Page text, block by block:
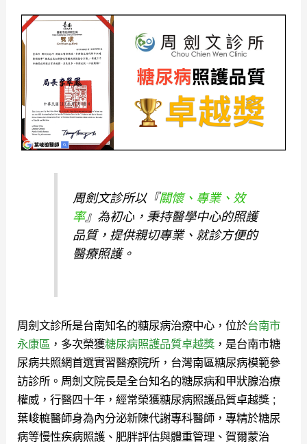
周劍文診所以『關懷、專業、效
率』為初心，秉持醫學中心的照護
品質，提供親切專業、就診方便的
醫療照護。
周劍文診所是台南知名的糖尿病治療中心，位於台南市
永康區 ，多次榮獲糖尿病照護品質卓越獎 ，是台南市糖
尿病共照網首選實習醫療院所，台灣南區糖尿病模範參
訪診所。 周劍文院長是全台知名的糖尿病和甲狀腺治療
權威，行醫四十年，經常榮獲糖尿病照護品質卓越獎 ;
葉峻榳醫師身為內分泌新陳代謝專科醫師，專精於糖尿
病等慢性疾病照護、肥胖評估與體重管理、賀爾蒙治